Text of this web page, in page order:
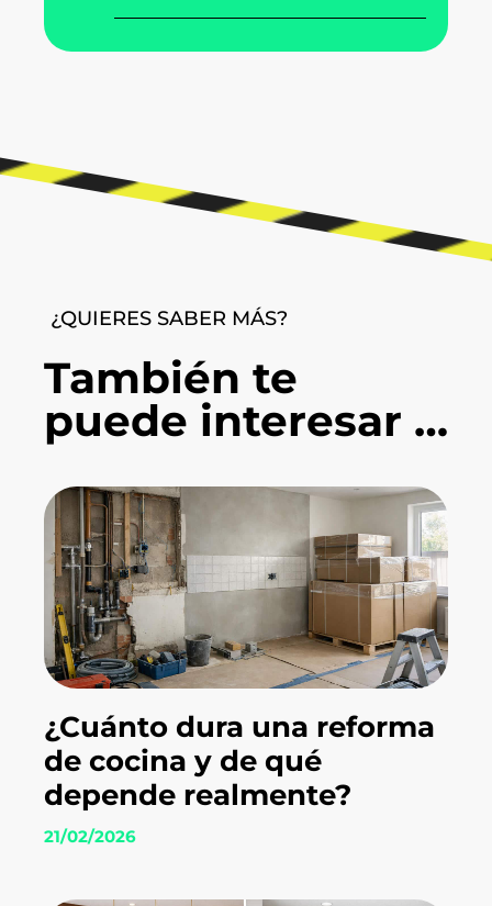
¿QUIERES SABER MÁS?
También te
puede interesar …
¿Cuánto dura una reforma
de cocina y de qué
depende realmente?
21/02/2026